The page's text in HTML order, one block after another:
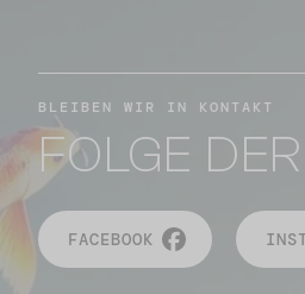
BLEIBEN WIR IN KONTAKT
FOLGE
FACEBOOK